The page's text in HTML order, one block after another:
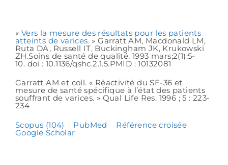
« Vers la mesure des résultats pour les patients
atteints de varices. » Garratt AM, Macdonald LM,
Ruta DA, Russell IT, Buckingham JK, Krukowski
ZH.Soins de santé de qualité. 1993 mars;2(1):5-
10. doi : 10.1136/qshc.2.1.5.PMID : 10132081
Garratt AM et coll. « Réactivité du SF-36 et
mesure de santé spécifique à l’état des patients
souffrant de varices. » Qual Life Res. 1996 ; 5 : 223-
234
Scopus (104)
PubMed Référence croisée
Google Scholar